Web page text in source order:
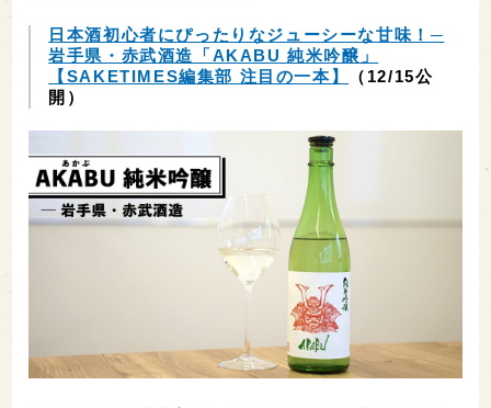
日本酒初心者にぴったりなジューシーな甘味！─
岩手県・赤武酒造「AKABU 純米吟醸」
【SAKETIMES編集部 注目の一本】
（12/15公
開）